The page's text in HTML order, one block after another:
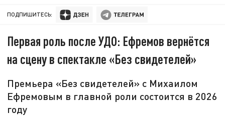
ПОДПИШИТЕСЬ:
Первая роль после УДО: Ефремов вернётся
на сцену в спектакле «Без свидетелей»
Премьера «Без свидетелей» с Михаилом
Ефремовым в главной роли состоится в 2026
году